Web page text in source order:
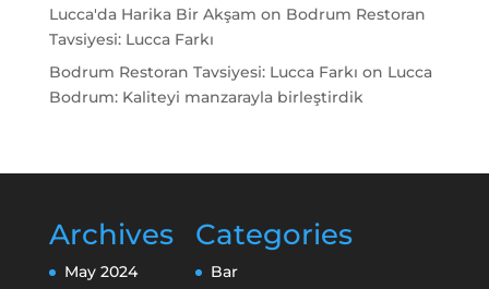
Lucca'da Harika Bir Akşam on Bodrum Restoran
Tavsiyesi: Lucca Farkı
Bodrum Restoran Tavsiyesi: Lucca Farkı on Lucca
Bodrum: Kaliteyi manzarayla birleştirdik
Archives
May 2024
Categories
Bar